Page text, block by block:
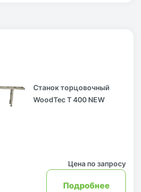
Станок торцовочный
WoodTec T 400 NEW
Цена по запросу
Подробнее